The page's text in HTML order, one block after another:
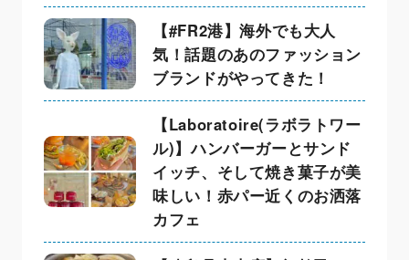
【#FR2港】海外でも大人
気！話題のあのファッション
ブランドがやってきた！
【Laboratoire(ラボラトワー
ル)】ハンバーガーとサンド
イッチ、そして焼き菓子が美
味しい！赤パー近くのお洒落
カフェ